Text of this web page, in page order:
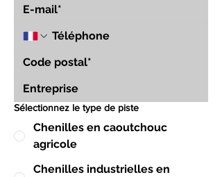
Sélectionnez le type de piste
Chenilles en caoutchouc
agricole
Chenilles industrielles en